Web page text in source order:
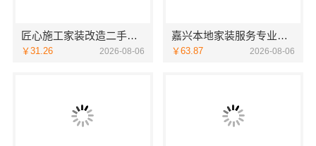
匠心施工家装改造二手房改造 宁波雅美和居建材科技有限公司
￥31.26 2026-08-06
嘉兴本地家装服务专业施工靠谱商家，嘉兴美派建材十年口碑沉淀
￥63.87 2026-08-06